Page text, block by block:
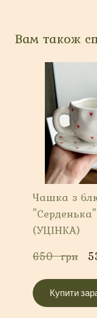
Вам також
Чашка з
(УЦІНКА)
650  грн
Купити